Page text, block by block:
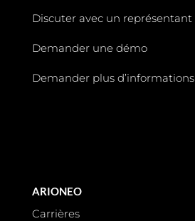
Discuter avec un représentant
Demander une démo
Demander plus d’informations
ARIONEO
Carrières